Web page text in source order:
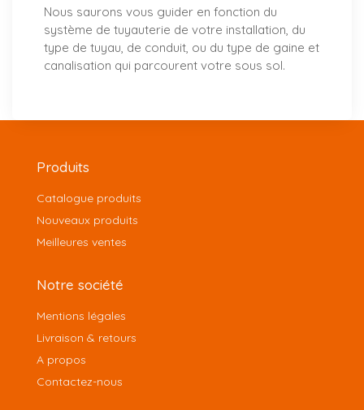
Nous saurons vous guider en fonction du
système de tuyauterie de votre installation, du
type de tuyau, de conduit, ou du type de gaine et
canalisation qui parcourent votre sous sol.
Produits
Catalogue produits
Nouveaux produits
Meilleures ventes
Notre société
Mentions légales
Livraison & retours
A propos
Contactez-nous